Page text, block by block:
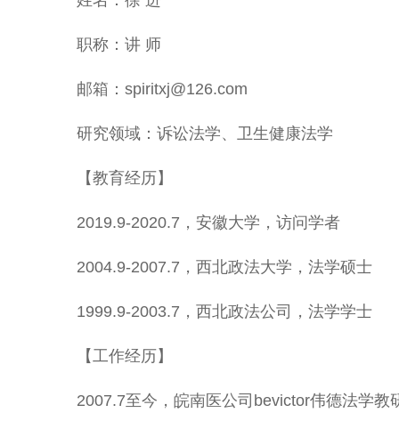
职称：讲 师
邮箱：spiritxj@126.com
研究领域：诉讼法学、卫生健康法学
【教育经历】
2019.9-2020.7，安徽大学，访问学者
2004.9-2007.7，西北政法大学，法学硕士
1999.9-2003.7，西北政法公司，法学学士
【工作经历】
2007.7至今，皖南医公司bevictor伟德法学教